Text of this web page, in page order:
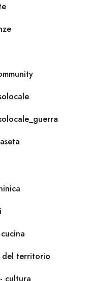
del territorio